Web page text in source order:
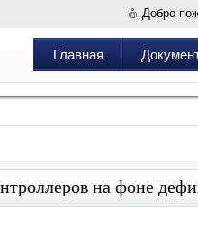
Добро
Главная
на фоне